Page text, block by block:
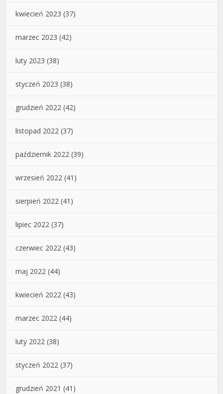
kwiecień 2023 (37)
marzec 2023 (42)
luty 2023 (38)
styczeń 2023 (38)
grudzień 2022 (42)
listopad 2022 (37)
październik 2022 (39)
wrzesień 2022 (41)
sierpień 2022 (41)
lipiec 2022 (37)
czerwiec 2022 (43)
maj 2022 (44)
kwiecień 2022 (43)
marzec 2022 (44)
luty 2022 (38)
styczeń 2022 (37)
grudzień 2021 (41)